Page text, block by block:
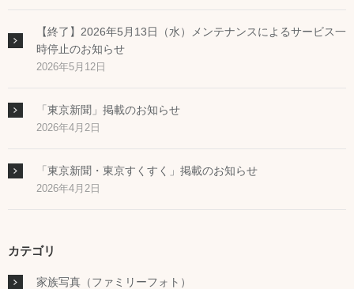
【終了】2026年5月13日（水）メンテナンスによるサービス一
時停止のお知らせ
2026年5月12日
「東京新聞」掲載のお知らせ
2026年4月2日
「東京新聞・東京すくすく」掲載のお知らせ
2026年4月2日
カテゴリ
家族写真（ファミリーフォト）